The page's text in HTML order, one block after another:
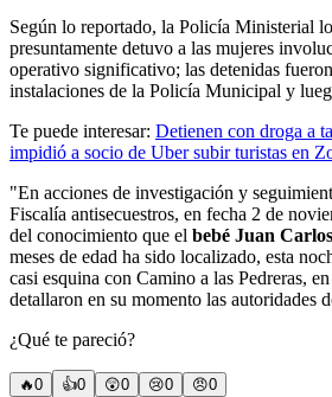
Según lo reportado, la Policía Ministerial
presuntamente detuvo a las mujeres
operativo significativo; las detenidas
instalaciones de la Policía Municipal y
Te puede interesar: Detienen con droga a
impidió a socio de Uber subir turistas en
"En acciones de investigación y
Fiscalía antisecuestros, en fecha 2 de
del conocimiento que el bebé Juan
meses de edad ha sido localizado, esta
casi esquina con Camino a las Pedreras,
detallaron en su momento las autoridades
¿Qué te pareció?
🔥0 👍0 😲0 😢0 😠0